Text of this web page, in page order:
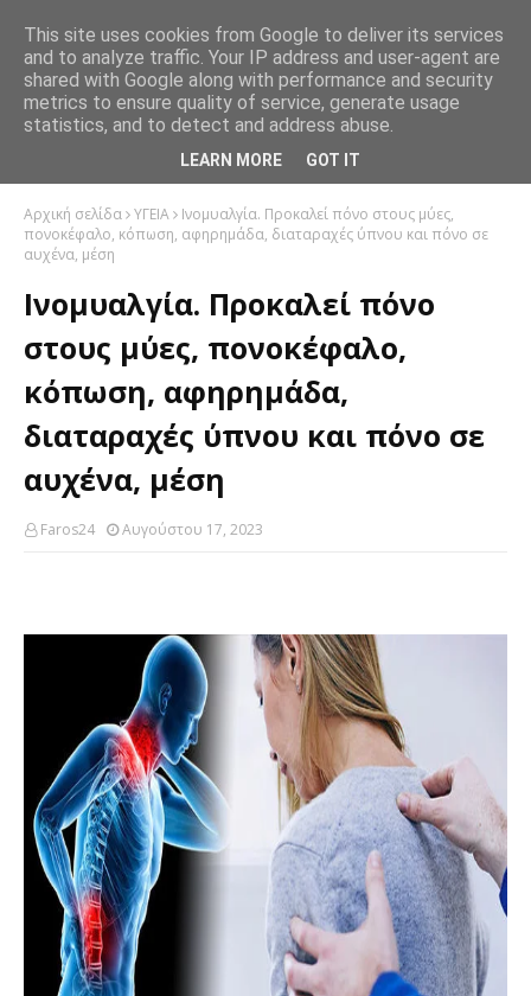
Αρχική σελίδα ΥΓΕΙΑ
Ινομυαλγία. Προκαλεί πόνο στους μύες,
πονοκέφαλο, κόπωση, αφηρημάδα, διαταραχές ύπνου και πόνο σε
αυχένα, μέση
Ινομυαλγία. Προκαλεί πόνο
στους μύες, πονοκέφαλο,
κόπωση, αφηρημάδα,
διαταραχές ύπνου και πόνο σε
αυχένα, μέση
Faros24 Αυγούστου 17, 2023
This site uses cookies from Google to deliver its services
and to analyze traffic. Your IP address and user-agent are
shared with Google along with performance and security
metrics to ensure quality of service, generate usage
statistics, and to detect and address abuse.
LEARN MORE GOT IT